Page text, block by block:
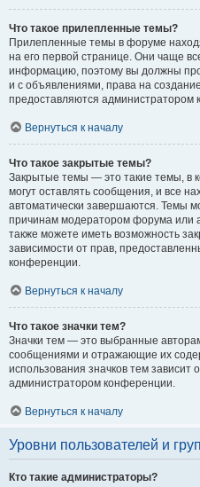
Что такое прилепленные темы?
Прилепленные темы в форуме
на его первой странице. Они чаще
информацию, поэтому вы должны
и с объявлениями, права на
предоставляются администратором
Вернуться к началу
Что такое закрытые темы?
Закрытые темы — это такие темы, в
могут оставлять сообщения, и все
автоматически завершаются. Темы
причинам модератором форума или
также можете иметь возможность
зависимости от прав,
конференции.
Вернуться к началу
Что такое значки тем?
Значки тем — это выбранные
сообщениями и отражающие их
использования значков тем
администратором конференции.
Вернуться к началу
Уровни пользователей и
Кто такие администраторы?